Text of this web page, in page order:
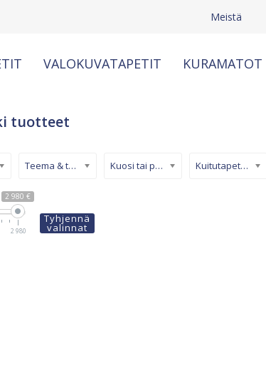
Meistä
VALOKUVATAPETIT KURAMATOT
tuotteet
2 980 €
2 980
Teema & tyyli Kuosi tai pinta Kuitutapetti (non-woven)
Tyhjennä
valinnat